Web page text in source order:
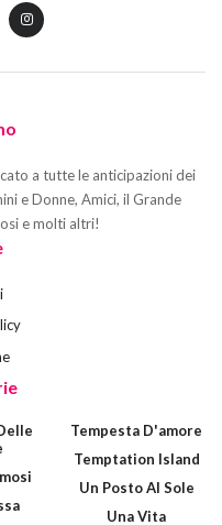
a tutte le anticipazioni dei
e Donne, Amici, il Grande
e molti altri!
Tempesta D'amore
Temptation Island
Un Posto Al Sole
Una Vita